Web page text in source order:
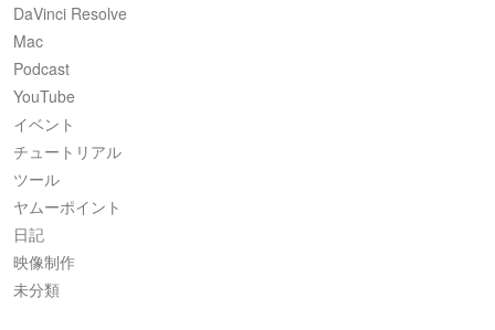
DaVinci Resolve
Mac
Podcast
YouTube
イベント
チュートリアル
ツール
ヤムーポイント
日記
映像制作
未分類